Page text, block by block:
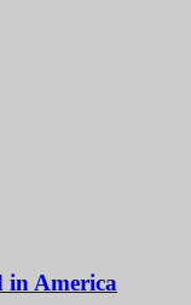
in America